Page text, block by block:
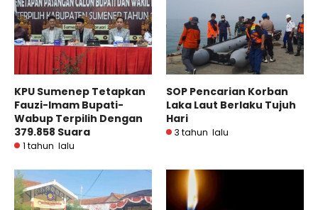
KPU Sumenep Tetapkan
Fauzi-Imam Bupati-
Wabup Terpilih Dengan
379.858 Suara
1 tahun lalu
SOP Pencarian Korban
Laka Laut Berlaku Tujuh
Hari
3 tahun lalu